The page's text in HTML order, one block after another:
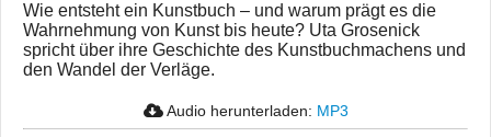
Wie entsteht ein Kunstbuch – und warum prägt es die
Wahrnehmung von Kunst bis heute? Uta Grosenick
spricht über ihre Geschichte des Kunstbuchmachens und
den Wandel der Verläge.
Audio herunterladen: MP3